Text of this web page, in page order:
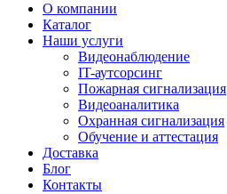
О компании
Каталог
Наши услуги
Видеонаблюдение
IT-аутсорсинг
Пожарная сигнализация
Видеоаналитика
Охранная сигнализация
Обучение и аттестация
Доставка
Блог
Контакты